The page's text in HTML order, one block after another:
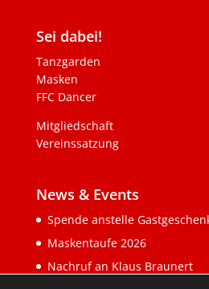
Sei dabei!
Tanzgarden
Masken
FFC Dancer
Mitgliedschaft
Vereinssatzung
News & Events
Spende anstelle
Maskentaufe 2026
Nachruf an Klaus Braunert